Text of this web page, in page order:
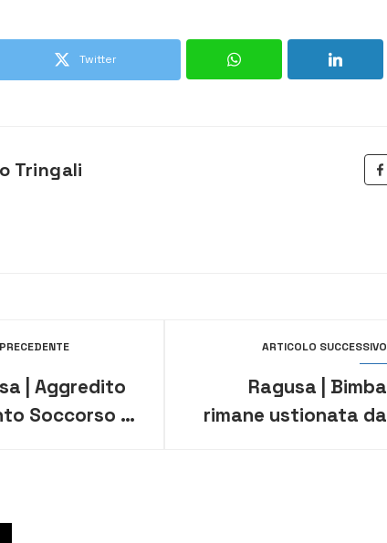
Twitter
Tringali
| Aggredito
Soccorso un
ARTICOLO SUCCESSIVO
Ragusa | Bimba
rimane ustionata da